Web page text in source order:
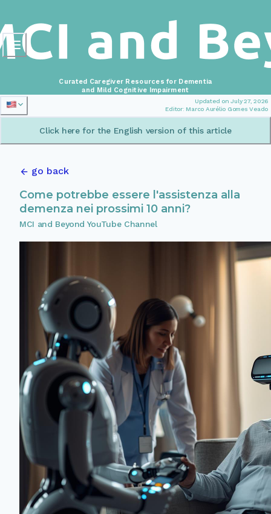
Updated on July 27, 2026
Editor: Marco Aurélio Gomes Veado
Curated Caregiver Resources for Dementia
and Mild Cognitive Impairment
Click here for the English version of this article
go back
Come potrebbe essere l'assistenza alla
demenza nei prossimi 10 anni?
MCI and Beyond YouTube Channel